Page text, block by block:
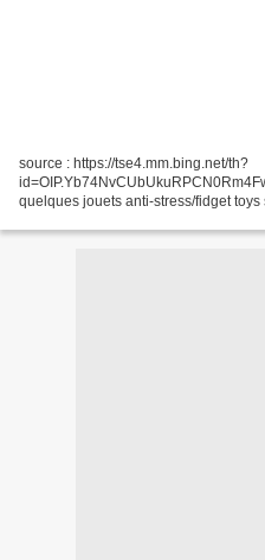
source : https://tse4.mm.bing.net/th?
quelques jouets anti-stress/fidget
satisfaisant,...